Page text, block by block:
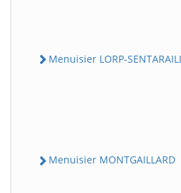
Menuisier LORP-
Menuisier MONTGAILLARD